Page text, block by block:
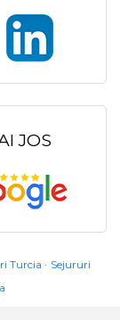
JOS
Turcia
Sejururi